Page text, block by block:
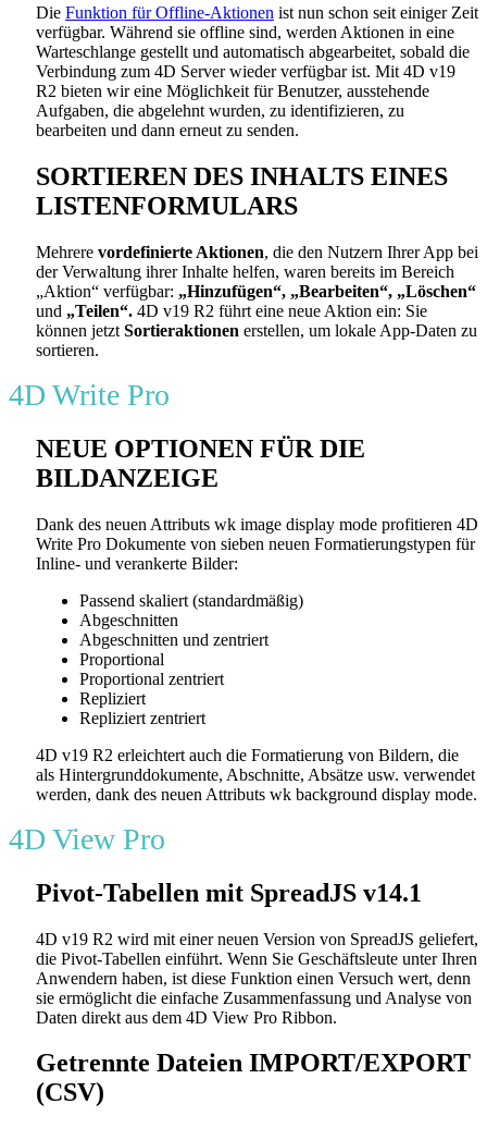
Die Funktion für Offline-Aktionen ist nun schon seit einiger Zeit
verfügbar. Während sie offline sind, werden Aktionen in eine
Warteschlange gestellt und automatisch abgearbeitet, sobald die
Verbindung zum 4D Server wieder verfügbar ist. Mit 4D v19
R2 bieten wir eine Möglichkeit für Benutzer, ausstehende
Aufgaben, die abgelehnt wurden, zu identifizieren, zu
bearbeiten und dann erneut zu senden.
SORTIEREN DES INHALTS EINES
LISTENFORMULARS
Mehrere vordefinierte Aktionen, die den Nutzern Ihrer App bei
der Verwaltung ihrer Inhalte helfen, waren bereits im Bereich
„Aktion“ verfügbar: „Hinzufügen“, „Bearbeiten“, „Löschen“
und „Teilen“. 4D v19 R2 führt eine neue Aktion ein: Sie
können jetzt Sortieraktionen erstellen, um lokale App-Daten zu
sortieren.
4D Write Pro
NEUE OPTIONEN FÜR DIE
BILDANZEIGE
Dank des neuen Attributs wk image display mode profitieren 4D
Write Pro Dokumente von sieben neuen Formatierungstypen für
Inline- und verankerte Bilder:
Passend skaliert (standardmäßig)
Abgeschnitten
Abgeschnitten und zentriert
Proportional
Proportional zentriert
Repliziert
Repliziert zentriert
4D v19 R2 erleichtert auch die Formatierung von Bildern, die
als Hintergrunddokumente, Abschnitte, Absätze usw. verwendet
werden, dank des neuen Attributs wk background display mode.
4D View Pro
Pivot-Tabellen mit SpreadJS v14.1
4D v19 R2 wird mit einer neuen Version von SpreadJS geliefert,
die Pivot-Tabellen einführt. Wenn Sie Geschäftsleute unter Ihren
Anwendern haben, ist diese Funktion einen Versuch wert, denn
sie ermöglicht die einfache Zusammenfassung und Analyse von
Daten direkt aus dem 4D View Pro Ribbon.
Getrennte Dateien IMPORT/EXPORT
(CSV)